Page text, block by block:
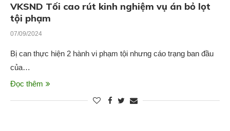
VKSND Tối cao rút kinh nghiệm vụ án bỏ lọt
tội phạm
07/09/2024
Bị can thực hiện 2 hành vi phạm tội nhưng cáo trạng ban đầu
của…
Đọc thêm